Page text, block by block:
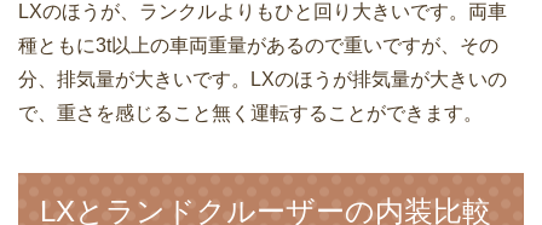
LXのほうが、ランクルよりもひと回り大きいです。両車
種ともに3t以上の車両重量があるので重いですが、その
分、排気量が大きいです。LXのほうが排気量が大きいの
で、重さを感じること無く運転することができます。
LXとランドクルーザーの内装比較